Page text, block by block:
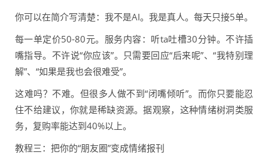
你可以在简介写清楚：我不是AI。我是真人。每天只接5单。
每一单定价50-80元。服务内容：听ta吐槽30分钟。不许插
嘴指导。不许说“你应该”。只需要回应“后来呢”、“我特别理
解”、“如果是我也会很难受”。
这难吗？不难。但很多人做不到“闭嘴倾听”。而你只要能忍
住不给建议，你就是稀缺资源。据观察，这种情绪树洞类服
务，复购率能达到40%以上。
教程三：把你的“朋友圈”变成情绪报刊